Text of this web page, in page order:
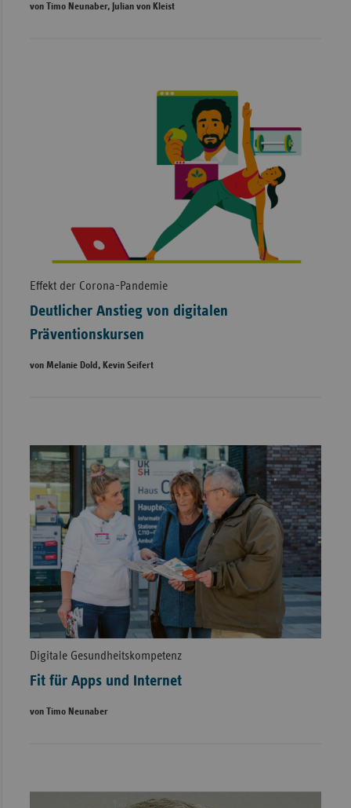
von Timo Neunaber, Julian von Kleist
Effekt der Corona-Pandemie
Deutlicher Anstieg von digitalen
Präventionskursen
von Melanie Dold, Kevin Seifert
Digitale Gesundheitskompetenz
Fit für Apps und Internet
von Timo Neunaber